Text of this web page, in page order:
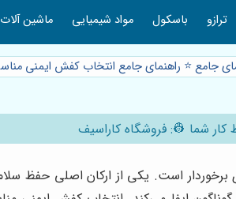
ترازو باسکول مواد شیمیایی ماشین
جامع ⭐️ راهنمای جامع انتخاب کفش ایمنی
شما 👷: فروشگاه کاراسیف
برخوردار است. یکی از ارکان اصلی حفظ